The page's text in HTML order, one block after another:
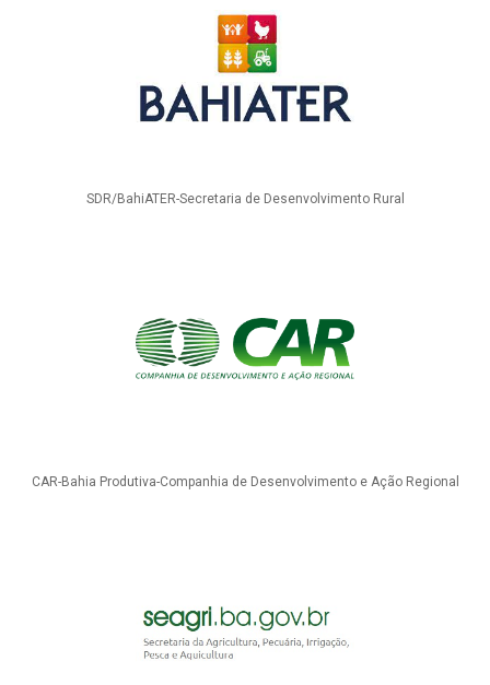
SDR/BahiATER-Secretaria de Desenvolvimento Rural
CAR-Bahia Produtiva-Companhia de Desenvolvimento e Ação Regional